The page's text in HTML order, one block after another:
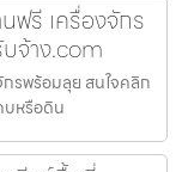
ฟรี เครื่องจักร
จ้าง.com
กรพร้อมลุย สนใจคลิก
บหรือดิน